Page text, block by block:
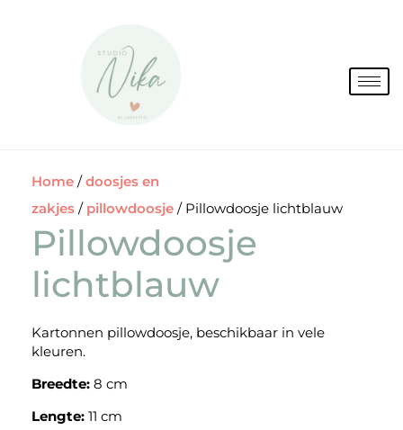
Home /doosjes en
zakjes / pillowdoosje / Pillowdoosje lichtblauw
Pillowdoosje
lichtblauw
Kartonnen pillowdoosje, beschikbaar in vele
kleuren.
Breedte: 8 cm
Lengte: 11 cm